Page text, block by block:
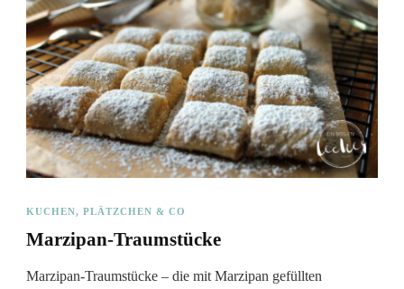
KUCHEN, PLÄTZCHEN & CO
Marzipan-Traumstücke
Marzipan-Traumstücke – die mit Marzipan gefüllten